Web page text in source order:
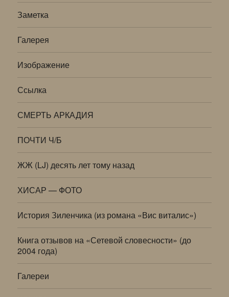
Заметка
Галерея
Изображение
Ссылка
СМЕРТЬ АРКАДИЯ
ПОЧТИ Ч/Б
ЖЖ (LJ) десять лет тому назад
ХИСАР — ФОТО
История Зиленчика (из романа «Вис виталис»)
Книга отзывов на «Сетевой словесности» (до
2004 года)
Галереи